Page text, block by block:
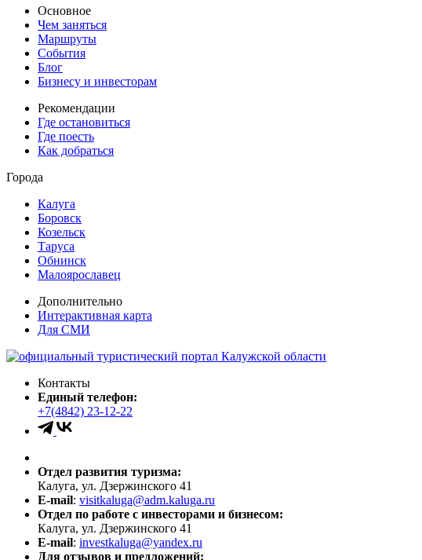
Основное
Чем заняться
Маршруты
События
Блог
Бизнесу и инвесторам
Рекомендации
Где остановиться
Где поесть
Как добраться
Города
Калуга
Боровск
Козельск
Таруса
Обнинск
Малоярославец
Дополнительно
Интерактивная карта
Для СМИ
Контакты
Единый телефон:
+7(4842) 23-12-22
Отдел развития туризма:
Калуга, ул. Дзержинского 41
E-mail: visitkaluga@adm.kaluga.ru
Отдел по работе с инвесторами и бизнесом:
Калуга, ул. Дзержинского 41
E-mail: investkaluga@yandex.ru
Для отзывов и предложений: